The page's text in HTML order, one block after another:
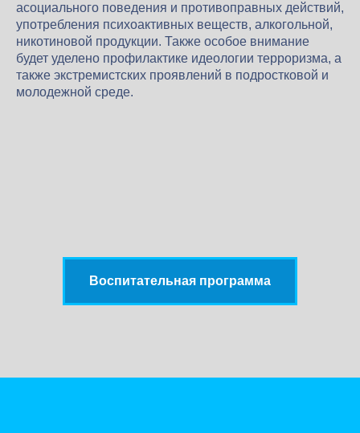
асоциального поведения и противоправных действий,
употребления психоактивных веществ, алкогольной,
никотиновой продукции. Также особое внимание
будет уделено профилактике идеологии терроризма, а
также экстремистских проявлений в подростковой и
молодежной среде.
Воспитательная программа